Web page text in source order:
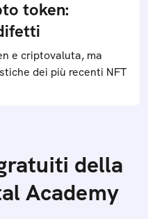
token:
e criptovaluta, ma
dei più recenti NFT
della
Academy